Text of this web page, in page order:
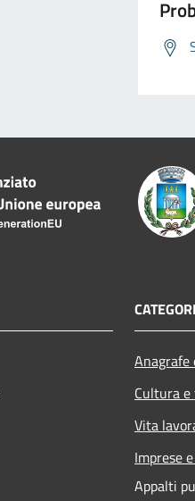
Cultura
Vita
Imprese
Appalti